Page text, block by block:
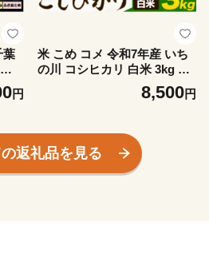
葉
円
米 こめ コメ 令和7年産 いち
の川 コシヒカリ 白米 3kg 市
野川米製作所 《30日以内に
出荷予定(土日祝除く)》米 ご
8,500円
返礼品を見る